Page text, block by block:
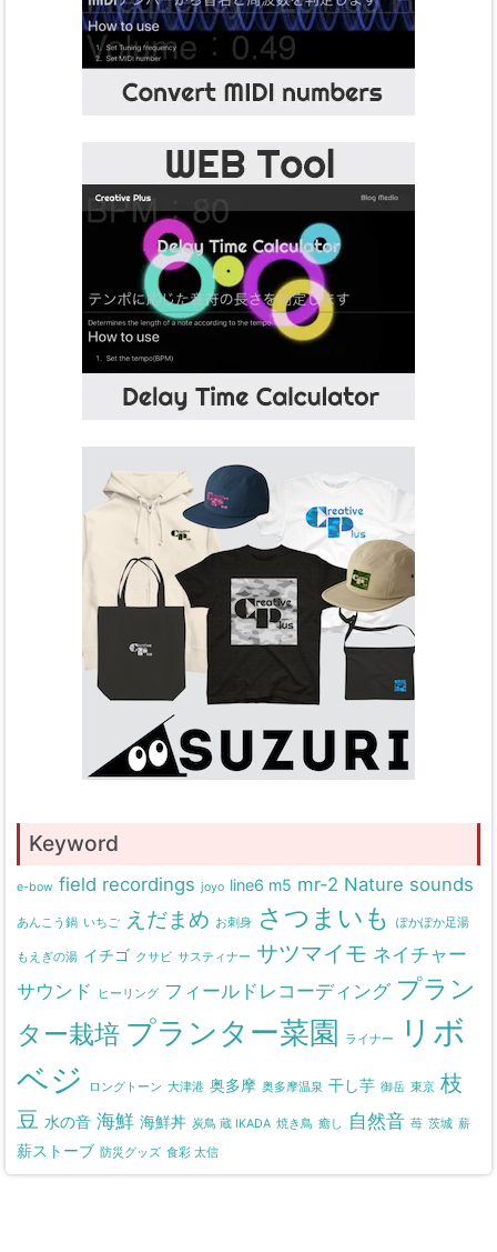
Keyword
e-bow field recordings joyo line6 m5 mr-2 Nature sounds
あんこう鍋 いちご えだまめ お刺身 さつまいも ぽかぽか足湯
もえぎの湯 イチゴ クサビ サスティナー サツマイモ ネイチャー
サウンド
ヒーリング フィールドレコーディング プラン
ター栽培 プランター菜園 ライナー
リボ
ベジ
ロングトーン 大津港 奥多摩 奥多摩温泉 干し芋 御岳 東京 枝
豆 水の音 海鮮 海鮮丼 炭鳥 蔵 IKADA 焼き鳥 癒し 自然音 苺 茨城 薪
薪ストーブ 防災グッズ 食彩 太信